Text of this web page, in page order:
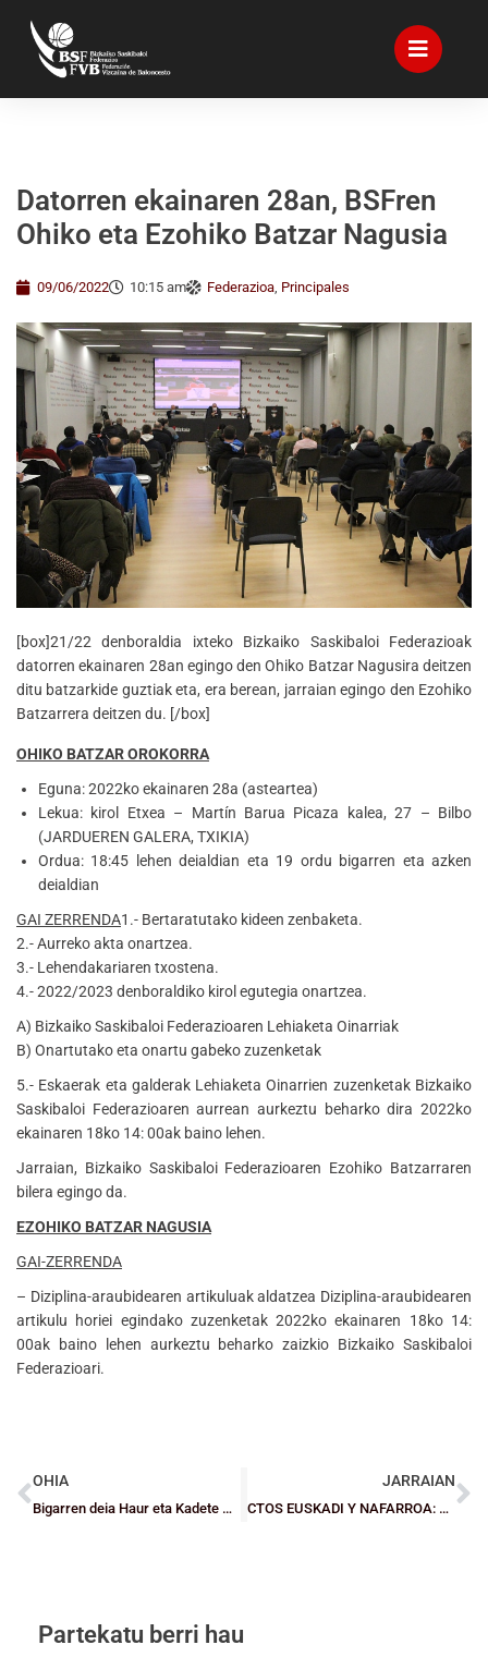
Datorren ekainaren 28an, BSFren
Ohiko eta Ezohiko Batzar Nagusia
09/06/2022 10:15 am Federazioa, Principales
[box]21/22 denboraldia ixteko Bizkaiko Saskibaloi Federazioak
datorren ekainaren 28an egingo den Ohiko Batzar Nagusira deitzen
ditu batzarkide guztiak eta, era berean, jarraian egingo den Ezohiko
Batzarrera deitzen du. [/box]
OHIKO BATZAR OROKORRA
Eguna: 2022ko ekainaren 28a (asteartea)
Lekua: kirol Etxea – Martín Barua Picaza kalea, 27 – Bilbo
(JARDUEREN GALERA, TXIKIA)
Ordua: 18:45 lehen deialdian eta 19 ordu bigarren eta azken
deialdian
GAI ZERRENDA1.- Bertaratutako kideen zenbaketa.
2.- Aurreko akta onartzea.
3.- Lehendakariaren txostena.
4.- 2022/2023 denboraldiko kirol egutegia onartzea.
A) Bizkaiko Saskibaloi Federazioaren Lehiaketa Oinarriak
B) Onartutako eta onartu gabeko zuzenketak
5.- Eskaerak eta galderak Lehiaketa Oinarrien zuzenketak Bizkaiko
Saskibaloi Federazioaren aurrean aurkeztu beharko dira 2022ko
ekainaren 18ko 14: 00ak baino lehen.
Jarraian, Bizkaiko Saskibaloi Federazioaren Ezohiko Batzarraren
bilera egingo da.
EZOHIKO BATZAR NAGUSIA
GAI-ZERRENDA
– Diziplina-araubidearen artikuluak aldatzea Diziplina-araubidearen
artikulu horiei egindako zuzenketak 2022ko ekainaren 18ko 14:
00ak baino lehen aurkeztu beharko zaizkio Bizkaiko Saskibaloi
Federazioari.
OHIA
Bigarren deia Haur eta Kadete mailako aurre-selekzioentzat 22/23 ikasturterako
JARRAIAN
CTOS EUSKADI Y NAFARROA: Bizkaia, ¡campeona en Mini Femenino!
Partekatu berri hau